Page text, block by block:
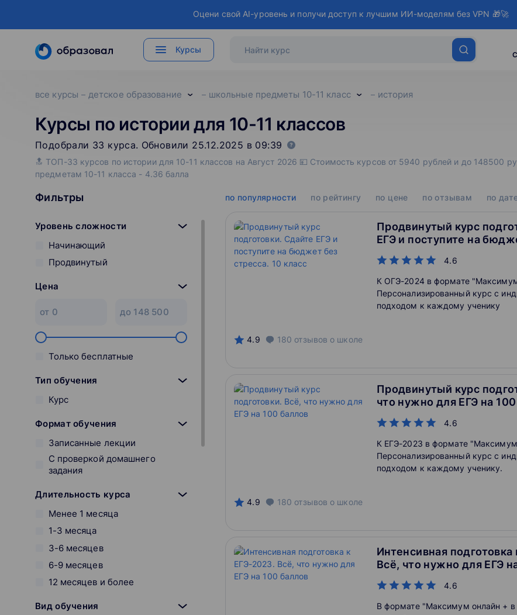
Оцени свой AI-уровень и получи доступ к лучшим ИИ-моделям без VPN 🎁🚀
Курсы
все курсы детское образование школьные предметы 10-11 класс история
Курсы по истории для 10-11 классов
Подобрали 33 курса. Обновили 25.12.2025 в 09:39
🔝 ТОП-33 курсов по истории для 10-11 классов на Август 2026 💴 Стоимость курсов от 5940 рублей и до 148500
предметам 10-11 класса - 4.36 балла
Фильтры
Уровень сложности
Начинающий
Продвинутый
Цена
Только бесплатные
Тип обучения
Курс
Формат обучения
Записанные лекции
С проверкой домашнего
задания
Длительность курса
Менее 1 месяца
1-3 месяца
3-6 месяцев
6-9 месяцев
12 месяцев и более
Вид обучения
по популярности по рейтингу по цене по отзывам по
4.9 180 отзывов о школе
Продвинутый курс
ЕГЭ и поступите на
4.6
К ОГЭ-2024 в формате
Персонализированный курс с
подходом к каждому ученику
4.9 180 отзывов о школе
Продвинутый курс
что нужно для ЕГЭ на
4.6
К ЕГЭ-2023 в формате
Персонализированный курс с
подходом к каждому ученику.
Интенсивная
Всё, что нужно для ЕГЭ
4.6
В формате "Максимум онлайн + в